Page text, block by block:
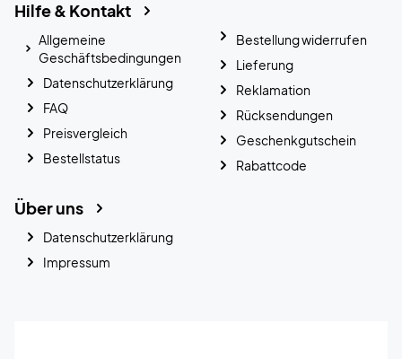
Hilfe & Kontakt
Allgemeine
Geschäftsbedingungen
Datenschutzerklärung
FAQ
Preisvergleich
Bestellstatus
Bestellung widerrufen
Lieferung
Reklamation
Rücksendungen
Geschenkgutschein
Rabattcode
Über uns
Datenschutzerklärung
Impressum